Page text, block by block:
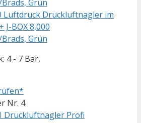
Luftdruck Druckluftnagler im
BOX 8,000
Grün
4 - 7 Bar,
Nr. 4